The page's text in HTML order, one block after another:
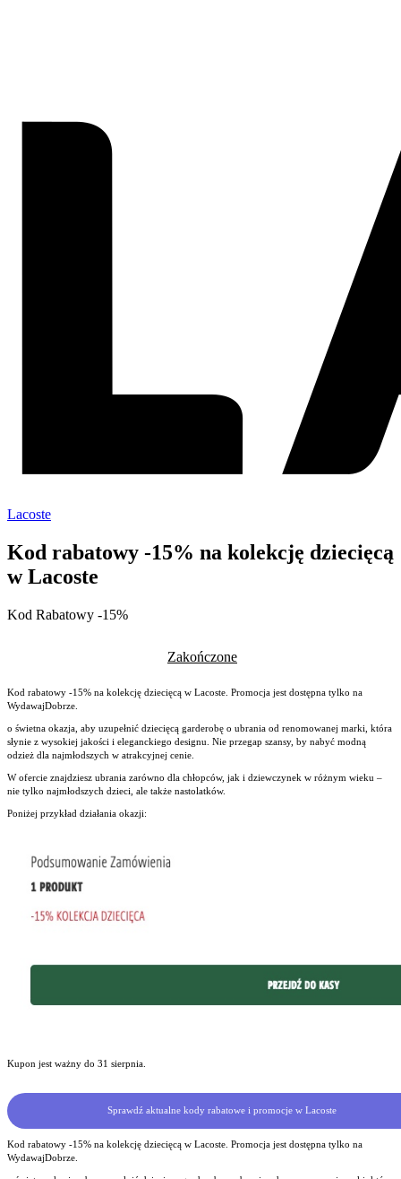
Lacoste
Kod rabatowy -15% na kolekcję dziecięcą
w Lacoste
Kod Rabatowy -15%
Zakończone
Kod rabatowy -15% na kolekcję dziecięcą w Lacoste. Promocja jest dostępna tylko na
WydawajDobrze.
o świetna okazja, aby uzupełnić dziecięcą garderobę o ubrania od renomowanej marki, która
słynie z wysokiej jakości i eleganckiego designu. Nie przegap szansy, by nabyć modną
odzież dla najmłodszych w atrakcyjnej cenie.
W ofercie znajdziesz ubrania zarówno dla chłopców, jak i dziewczynek w różnym wieku –
nie tylko najmłodszych dzieci, ale także nastolatków.
Poniżej przykład działania okazji:
Kupon jest ważny do 31 sierpnia.
Sprawdź aktualne kody rabatowe i promocje w Lacoste
Kod rabatowy -15% na kolekcję dziecięcą w Lacoste. Promocja jest dostępna tylko na
WydawajDobrze.